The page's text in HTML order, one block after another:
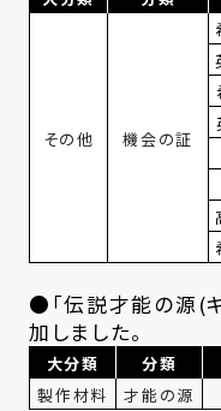
その他 機会の証
●「伝説才能の源(
加しました。
大分類 分類
製作材料
才能の源